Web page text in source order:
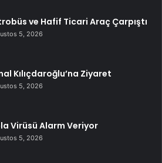
ve Hafif Ticari Araç Çarpıştı
5, 2026
Kılıçdaroğlu’na Ziyaret
5, 2026
Virüsü Alarm Veriyor
5, 2026